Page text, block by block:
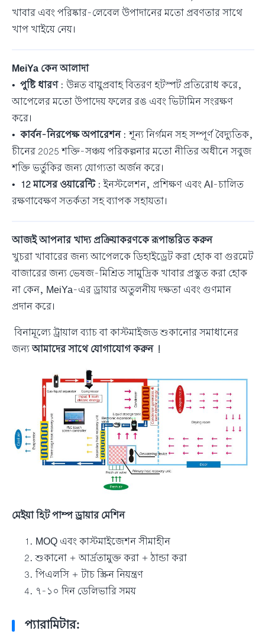
খাবার এবং পরিষ্কার-লেবেল উপাদানের মতো প্রবণতার সাথে
খাপ খাইয়ে নেয়।
MeiYa কেন আলাদা
• পুষ্টি ধারণ: উন্নত বায়ুপ্রবাহ বিতরণ হটস্পট প্রতিরোধ করে,
আপেলের মতো উপাদেয় ফলের রঙ এবং ভিটামিন সংরক্ষণ
করে।
• কার্বন-নিরপেক্ষ অপারেশন: শূন্য নির্গমন সহ সম্পূর্ণ বৈদ্যুতিক,
চীনের 2025 শক্তি-সঞ্চয় পরিকল্পনার মতো নীতির অধীনে সবুজ
শক্তি ভর্তুকির জন্য যোগ্যতা অর্জন করে।
• 12 মাসের ওয়ারেন্টি: ইনস্টলেশন, প্রশিক্ষণ এবং AI-চালিত
রক্ষণাবেক্ষণ সতর্কতা সহ ব্যাপক সহায়তা।
আজই আপনার খাদ্য প্রক্রিয়াকরণকে রূপান্তরিত করুন
খুচরা খাবারের জন্য আপেলকে ডিহাইড্রেট করা হোক বা গুরমেট
বাজারের জন্য ভেষজ-মিশ্রিত সামুদ্রিক খাবার প্রস্তুত করা হোক
না কেন, MeiYa-এর ড্রায়ার অতুলনীয় দক্ষতা এবং গুণমান
প্রদান করে।
বিনামূল্যে ট্রায়াল ব্যাচ বা কাস্টমাইজড শুকানোর সমাধানের
জন্যআমাদের সাথে যোগাযোগ করুন !
মেইয়া হিট পাম্প ড্রায়ার মেশিন
MOQ এবং কাস্টমাইজেশন সীমাহীন
শুকানো + আর্দ্রতামুক্ত করা + ঠান্ডা করা
পিএলসি + টাচ স্ক্রিন নিয়ন্ত্রণ
৭-১০ দিন ডেলিভারি সময়
প্যারামিটার: